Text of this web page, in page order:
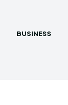
BUSINESS